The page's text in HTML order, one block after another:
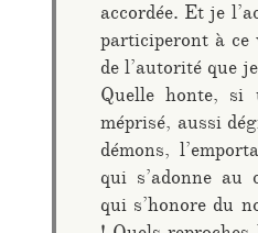
accordée. Et je
participeront à ce
de l’autorité que
Quelle honte, si
méprisé, aussi
démons,
qui s’adonne
qui s’honore du